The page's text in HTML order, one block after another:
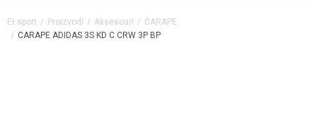
Et sport Proizvodi Aksesoari
ČARAPE
CARAPE ADIDAS 3S KD C CRW 3P BP